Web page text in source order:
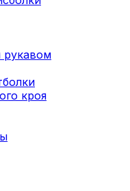
рукавом
кроя